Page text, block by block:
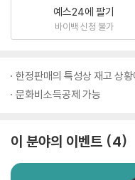
예스24에 팔기
바이백 신청 불가
한정판매의 특성상 재고 상
문화비소득공제 가능
이 분야의 이벤트 4